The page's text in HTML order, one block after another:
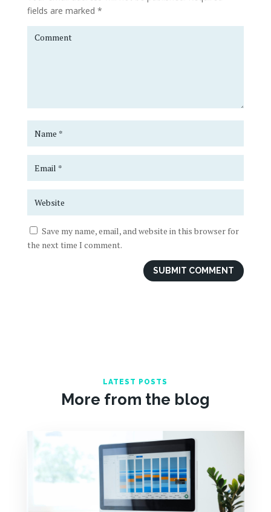
fields are marked *
Save my name, email, and website in this browser for
the next time I comment.
SUBMIT COMMENT
LATEST POSTS
More from the blog